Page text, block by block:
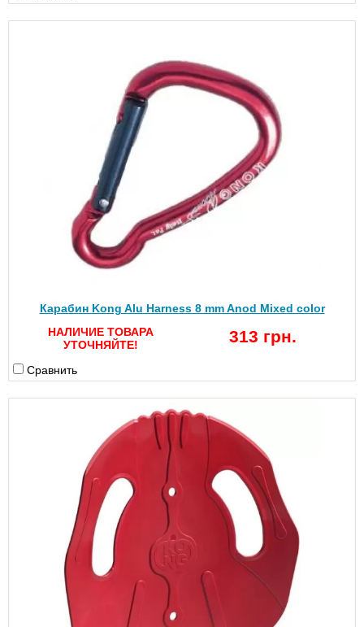
Карабин Kong Alu Harness 8 mm Anod Mixed color
НАЛИЧИЕ ТОВАРА
УТОЧНЯЙТЕ!
313 грн.
Сравнить